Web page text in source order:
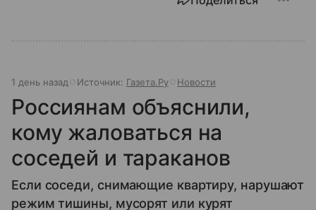
1 день назад Источник: Газета.Ру Новости
Россиянам объяснили,
кому жаловаться на
соседей и тараканов
Если соседи, снимающие квартиру, нарушают
режим тишины, мусорят или курят